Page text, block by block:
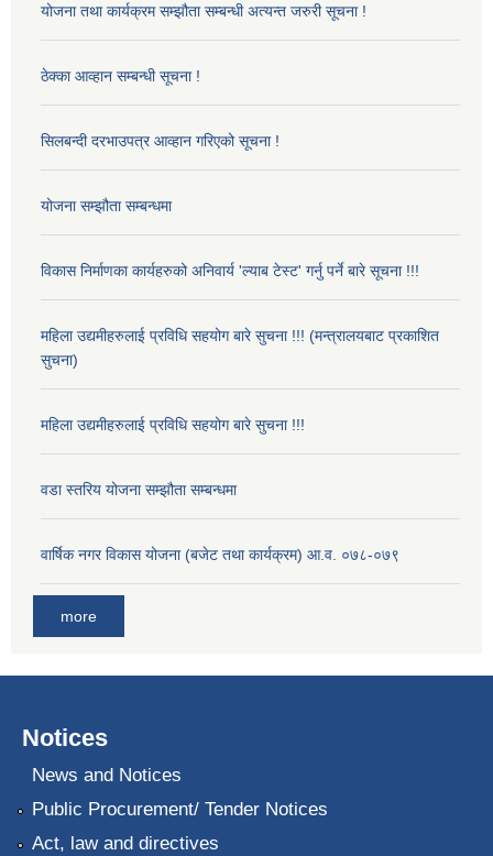
योजना तथा कार्यक्रम सम्झौता सम्बन्धी अत्यन्त जरुरी सूचना !
ठेक्का आव्हान सम्बन्धी सूचना !
सिलबन्दी दरभाउपत्र आव्हान गरिएको सूचना !
योजना सम्झौता सम्बन्धमा
विकास निर्माणका कार्यहरुको अनिवार्य 'ल्याब टेस्ट' गर्नु पर्ने बारे सूचना !!!
महिला उद्यमीहरुलाई प्रविधि सहयोग बारे सुचना !!! (मन्त्रालयबाट प्रकाशित
सुचना)
महिला उद्यमीहरुलाई प्रविधि सहयोग बारे सुचना !!!
वडा स्तरिय योजना सम्झौता सम्बन्धमा
वार्षिक नगर विकास योजना (बजेट तथा कार्यक्रम) आ.व. ०७८-०७९
more
Notices
News and Notices
Public Procurement/ Tender Notices
Act, law and directives